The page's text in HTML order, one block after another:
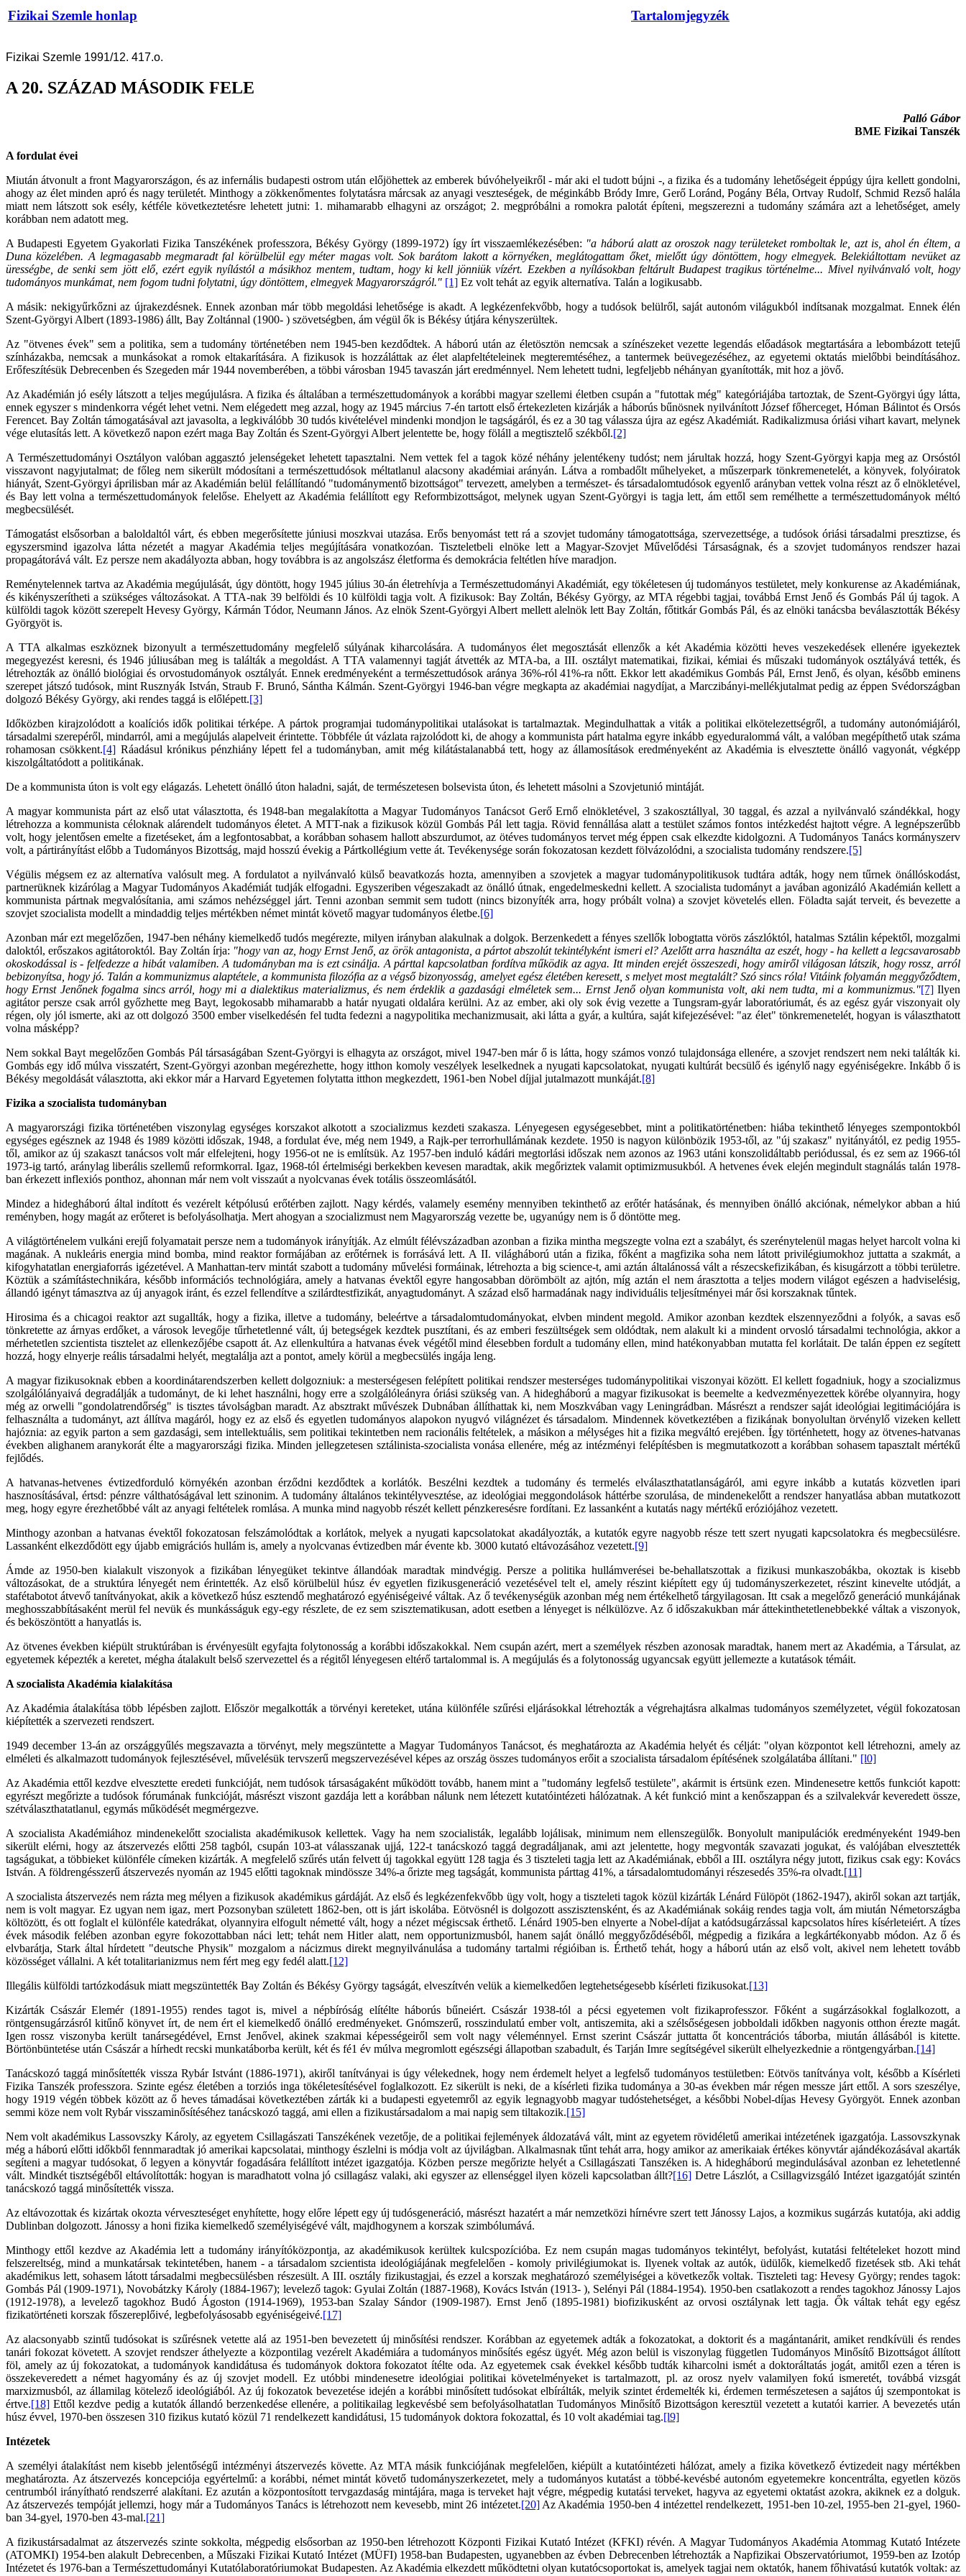
Fizikai Szemle honlap Tartalomjegyzék
Fizikai Szemle 1991/12. 417.o.
A 20. SZÁZAD MÁSODIK FELE
Palló Gábor
BME Fizikai Tanszék
A fordulat évei
Miután átvonult a front Magyarországon, és az infernális budapesti ostrom után előjöhettek az emberek búvóhelyeikről - már aki el tudott bújni -, a fizika és a tudomány lehetőségeit éppúgy újra kellett gondolni,
ahogy az élet minden apró és nagy területét. Minthogy a zökkenőmentes folytatásra márcsak az anyagi veszteségek, de méginkább Bródy Imre, Gerő Loránd, Pogány Béla, Ortvay Rudolf, Schmid Rezső halála
miatt nem látszott sok esély, kétféle következtetésre lehetett jutni: 1. mihamarabb elhagyni az országot; 2. megpróbálni a romokra palotát építeni, megszerezni a tudomány számára azt a lehetőséget, amely
korábban nem adatott meg.
A Budapesti Egyetem Gyakorlati Fizika Tanszékének professzora, Békésy György (1899-1972) így írt visszaemlékezésében: "a háború alatt az oroszok nagy területeket romboltak le, azt is, ahol én éltem, a
Duna közelében. A legmagasabb megmaradt fal körülbelül egy méter magas volt. Sok barátom lakott a környéken, meglátogattam őket, mielőtt úgy döntöttem, hogy elmegyek. Belekiáltottam nevüket az
ürességbe, de senki sem jött elő, ezért egyik nyílástól a másikhoz mentem, tudtam, hogy ki kell jönniük vízért. Ezekben a nyílásokban feltárult Budapest tragikus történelme... Mivel nyilvánvaló volt, hogy
tudományos munkámat, nem fogom tudni folytatni, úgy döntöttem, elmegyek Magyarországról." [1] Ez volt tehát az egyik alternatíva. Talán a logikusabb.
A másik: nekigyűrkőzni az újrakezdésnek. Ennek azonban már több megoldási lehetősége is akadt. A legkézenfekvőbb, hogy a tudósok belülről, saját autonóm világukból indítsanak mozgalmat. Ennek élén
Szent-Györgyi Albert (1893-1986) állt, Bay Zoltánnal (1900- ) szövetségben, ám végül ők is Békésy útjára kényszerültek.
Az "ötvenes évek" sem a politika, sem a tudomány történetében nem 1945-ben kezdődtek. A háború után az életösztön nemcsak a színészeket vezette legendás előadások megtartására a lebombázott tetejű
színházakba, nemcsak a munkásokat a romok eltakarítására. A fizikusok is hozzáláttak az élet alapfeltételeinek megteremtéséhez, a tantermek beüvegezéséhez, az egyetemi oktatás mielőbbi beindításához.
Erőfeszítésük Debrecenben és Szegeden már 1944 novemberében, a többi városban 1945 tavaszán járt eredménnyel. Nem lehetett tudni, legfeljebb néhányan gyanították, mit hoz a jövő.
Az Akadémián jó esély látszott a teljes megújulásra. A fizika és általában a természettudományok a korábbi magyar szellemi életben csupán a "futottak még" kategóriájába tartoztak, de Szent-Györgyi úgy látta,
ennek egyszer s mindenkorra végét lehet vetni. Nem elégedett meg azzal, hogy az 1945 március 7-én tartott első értekezleten kizárják a háborús bűnösnek nyilvánított József főherceget, Hóman Bálintot és Orsós
Ferencet. Bay Zoltán támogatásával azt javasolta, a legkiválóbb 30 tudós kivételével mindenki mondjon le tagságáról, és ez a 30 tag válassza újra az egész Akadémiát. Radikalizmusa óriási vihart kavart, melynek
vége elutasítás lett. A következő napon ezért maga Bay Zoltán és Szent-Györgyi Albert jelentette be, hogy föláll a megtisztelő székből.[2]
A Természettudományi Osztályon valóban aggasztó jelenségeket lehetett tapasztalni. Nem vettek fel a tagok közé néhány jelentékeny tudóst; nem járultak hozzá, hogy Szent-Györgyi kapja meg az Orsóstól
visszavont nagyjutalmat; de főleg nem sikerült módosítani a természettudósok méltatlanul alacsony akadémiai arányán. Látva a rombadőlt műhelyeket, a műszerpark tönkremenetelét, a könyvek, folyóiratok
hiányát, Szent-Györgyi áprilisban már az Akadémián belül felállítandó "tudománymentő bizottságot" tervezett, amelyben a természet- és társadalomtudósok egyenlő arányban vettek volna részt az ő elnökletével,
és Bay lett volna a természettudományok felelőse. Ehelyett az Akadémia felállított egy Reformbizottságot, melynek ugyan Szent-Györgyi is tagja lett, ám ettől sem remélhette a természettudományok méltó
megbecsülését.
Támogatást elsősorban a baloldaltól várt, és ebben megerősítette júniusi moszkvai utazása. Erős benyomást tett rá a szovjet tudomány támogatottsága, szervezettsége, a tudósok óriási társadalmi presztizse, és
egyszersmind igazolva látta nézetét a magyar Akadémia teljes megújítására vonatkozóan. Tiszteletbeli elnöke lett a Magyar-Szovjet Művelődési Társaságnak, és a szovjet tudományos rendszer hazai
propagátorává vált. Ez persze nem akadályozta abban, hogy továbbra is az angolszász életforma és demokrácia feltétlen híve maradjon.
Reménytelennek tartva az Akadémia megújulását, úgy döntött, hogy 1945 július 30-án életrehívja a Természettudományi Akadémiát, egy tökéletesen új tudományos testületet, mely konkurense az Akadémiának,
és kikényszerítheti a szükséges változásokat. A TTA-nak 39 belföldi és 10 külföldi tagja volt. A fizikusok: Bay Zoltán, Békésy György, az MTA régebbi tagjai, továbbá Ernst Jenő és Gombás Pál új tagok. A
külföldi tagok között szerepelt Hevesy György, Kármán Tódor, Neumann János. Az elnök Szent-Györgyi Albert mellett alelnök lett Bay Zoltán, főtitkár Gombás Pál, és az elnöki tanácsba beválasztották Békésy
Györgyöt is.
A TTA alkalmas eszköznek bizonyult a természettudomány megfelelő súlyának kiharcolására. A tudományos élet megosztását ellenzők a két Akadémia közötti heves veszekedések ellenére igyekeztek
megegyezést keresni, és 1946 júliusában meg is találták a megoldást. A TTA valamennyi tagját átvették az MTA-ba, a III. osztályt matematikai, fizikai, kémiai és műszaki tudományok osztályává tették, és
létrehozták az önálló biológiai és orvostudományok osztályát. Ennek eredményeként a természettudósok aránya 36%-ról 41%-ra nőtt. Ekkor lett akadémikus Gombás Pál, Ernst Jenő, és olyan, később eminens
szerepet játszó tudósok, mint Rusznyák István, Straub F. Brunó, Sántha Kálmán. Szent-Györgyi 1946-ban végre megkapta az akadémiai nagydíjat, a Marczibányi-mellékjutalmat pedig az éppen Svédországban
dolgozó Békésy György, aki rendes taggá is előlépett.[3]
Időközben kirajzolódott a koalíciós idők politikai térképe. A pártok programjai tudománypolitikai utalásokat is tartalmaztak. Megindulhattak a viták a politikai elkötelezettségről, a tudomány autonómiájáról,
társadalmi szerepéről, mindarról, ami a megújulás alapelveit érintette. Többféle út vázlata rajzolódott ki, de ahogy a kommunista párt hatalma egyre inkább egyeduralommá vált, a valóban megépíthető utak száma
rohamosan csökkent.[4] Ráadásul krónikus pénzhiány lépett fel a tudományban, amit még kilátástalanabbá tett, hogy az államosítások eredményeként az Akadémia is elvesztette önálló vagyonát, végképp
kiszolgáltatódott a politikának.
De a kommunista úton is volt egy elágazás. Lehetett önálló úton haladni, saját, de természetesen bolsevista úton, és lehetett másolni a Szovjetunió mintáját.
A magyar kommunista párt az első utat választotta, és 1948-ban megalakította a Magyar Tudományos Tanácsot Gerő Ernő elnökletével, 3 szakosztállyal, 30 taggal, és azzal a nyilvánvaló szándékkal, hogy
létrehozza a kommunista céloknak alárendelt tudományos életet. A MTT-nak a fizikusok közül Gombás Pál lett tagja. Rövid fennállása alatt a testület számos fontos intézkedést hajtott végre. A legnépszerűbb
volt, hogy jelentősen emelte a fizetéseket, ám a legfontosabbat, a korábban sohasem hallott abszurdumot, az ötéves tudományos tervet még éppen csak elkezdte kidolgozni. A Tudományos Tanács kormányszerv
volt, a pártirányítást előbb a Tudományos Bizottság, majd hosszú évekig a Pártkollégium vette át. Tevékenysége során fokozatosan kezdett fölvázolódni, a szocialista tudomány rendszere.[5]
Végülis mégsem ez az alternatíva valósult meg. A fordulatot a nyilvánvaló külső beavatkozás hozta, amennyiben a szovjetek a magyar tudománypolitikusok tudtára adták, hogy nem tűrnek önállóskodást,
partnerüknek kizárólag a Magyar Tudományos Akadémiát tudják elfogadni. Egyszeriben végeszakadt az önálló útnak, engedelmeskedni kellett. A szocialista tudományt a javában agonizáló Akadémián kellett a
kommunista pártnak megvalósítania, ami számos nehézséggel járt. Tenni azonban semmit sem tudott (nincs bizonyíték arra, hogy próbált volna) a szovjet követelés ellen. Föladta saját terveit, és bevezette a
szovjet szocialista modellt a mindaddig teljes mértékben német mintát követő magyar tudományos életbe.[6]
Azonban már ezt megelőzően, 1947-ben néhány kiemelkedő tudós megérezte, milyen irányban alakulnak a dolgok. Berzenkedett a fényes szellők lobogtatta vörös zászlóktól, hatalmas Sztálin képektől, mozgalmi
daloktól, erőszakos agitátoroktól. Bay Zoltán írja: "hogy van az, hogy Ernst Jenő, az örök antagonista, a pártot abszolút tekintélyként ismeri el? Azelőtt arra használta az eszét, hogy - ha kellett a legcsavarosabb
okoskodással is - felfedezze a hibát valamiben. A tudományban ma is ezt csinálja. A párttal kapcsolatban fordítva működik az agya. Itt minden erejét összeszedi, hogy amiről világosan látszik, hogy rossz, arról
bebizonyítsa, hogy jó. Talán a kommunizmus alaptétele, a kommunista filozófia az a végső bizonyosság, amelyet egész életében keresett, s melyet most megtalált? Szó sincs róla! Vitáink folyamán meggyőződtem,
hogy Ernst Jenőnek fogalma sincs arról, hogy mi a dialektikus materializmus, és nem érdeklik a gazdasági elméletek sem... Ernst Jenő olyan kommunista volt, aki nem tudta, mi a kommunizmus."[7]Ilyen
agitátor persze csak arról győzhette meg Bayt, legokosabb mihamarabb a határ nyugati oldalára kerülni. Az az ember, aki oly sok évig vezette a Tungsram-gyár laboratóriumát, és az egész gyár viszonyait oly
régen, oly jól ismerte, aki az ott dolgozó 3500 ember viselkedésén fel tudta fedezni a nagypolitika mechanizmusait, aki látta a gyár, a kultúra, saját kifejezésével: "az élet" tönkremenetelét, hogyan is választhatott
volna másképp?
Nem sokkal Bayt megelőzően Gombás Pál társaságában Szent-Györgyi is elhagyta az országot, mivel 1947-ben már ő is látta, hogy számos vonzó tulajdonsága ellenére, a szovjet rendszert nem neki találták ki.
Gombás egy idő múlva visszatért, Szent-Györgyi azonban megérezhette, hogy itthon komoly veszélyek leselkednek a nyugati kapcsolatokat, nyugati kultúrát becsülő és igénylő nagy egyéniségekre. Inkább ő is
Békésy megoldását választotta, aki ekkor már a Harvard Egyetemen folytatta itthon megkezdett, 1961-ben Nobel díjjal jutalmazott munkáját.[8]
Fizika a szocialista tudományban
A magyarországi fizika történetében viszonylag egységes korszakot alkotott a szocializmus kezdeti szakasza. Lényegesen egységesebbet, mint a politikatörténetben: hiába tekinthető lényeges szempontokból
egységes egésznek az 1948 és 1989 közötti időszak, 1948, a fordulat éve, még nem 1949, a Rajk-per terrorhullámának kezdete. 1950 is nagyon különbözik 1953-től, az "új szakasz" nyitányától, ez pedig 1955-
től, amikor az új szakaszt tanácsos volt már elfelejteni, hogy 1956-ot ne is említsük. Az 1957-ben induló kádári megtorlási időszak nem azonos az 1963 utáni konszolidáltabb periódussal, és ez sem az 1966-tól
1973-ig tartó, aránylag liberális szellemű reformkorral. Igaz, 1968-tól értelmiségi berkekben kevesen maradtak, akik megőriztek valamit optimizmusukból. A hetvenes évek elején megindult stagnálás talán 1978-
ban érkezett inflexiós ponthoz, ahonnan már nem volt visszaút a nyolcvanas évek totális összeomlásától.
Mindez a hidegháború által indított és vezérelt kétpólusú erőtérben zajlott. Nagy kérdés, valamely esemény mennyiben tekinthető az erőtér hatásának, és mennyiben önálló akciónak, némelykor abban a hiú
reményben, hogy magát az erőteret is befolyásolhatja. Mert ahogyan a szocializmust nem Magyarország vezette be, ugyanúgy nem is ő döntötte meg.
A világtörténelem vulkáni erejű folyamatait persze nem a tudományok irányítják. Az elmúlt félévszázadban azonban a fizika mintha megszegte volna ezt a szabályt, és szerénytelenül magas helyet harcolt volna ki
magának. A nukleáris energia mind bomba, mind reaktor formájában az erőtérnek is forrásává lett. A II. világháború után a fizika, főként a magfizika soha nem látott privilégiumokhoz juttatta a szakmát, a
kifogyhatatlan energiaforrás igézetével. A Manhattan-terv mintát szabott a tudomány művelési formáinak, létrehozta a big science-t, ami aztán általánossá vált a részecskefizikában, és kisugárzott a többi területre.
Köztük a számítástechnikára, később információs technológiára, amely a hatvanas évektől egyre hangosabban dörömbölt az ajtón, míg aztán el nem árasztotta a teljes modern világot egészen a hadviselésig,
állandó igényt támasztva az új anyagok iránt, és ezzel fellendítve a szilárdtestfizikát, anyagtudományt. A század első harmadának nagy individuális teljesítményei már ősi korszaknak tűntek.
Hirosima és a chicagoi reaktor azt sugallták, hogy a fizika, illetve a tudomány, beleértve a társadalomtudományokat, elvben mindent megold. Amikor azonban kezdtek elszennyeződni a folyók, a savas eső
tönkretette az árnyas erdőket, a városok levegője tűrhetetlenné vált, új betegségek kezdtek pusztítani, és az emberi feszültségek sem oldódtak, nem alakult ki a mindent orvosló társadalmi technológia, akkor a
mérhetetlen szcientista tisztelet az ellenkezőjébe csapott át. Az ellenkultúra a hatvanas évek végétől mind élesebben fordult a tudomány ellen, mind hatékonyabban mutatta fel korlátait. De talán éppen ez segített
hozzá, hogy elnyerje reális társadalmi helyét, megtalálja azt a pontot, amely körül a megbecsülés ingája leng.
A magyar fizikusoknak ebben a koordinátarendszerben kellett dolgozniuk: a mesterségesen felépített politikai rendszer mesterséges tudománypolitikai viszonyai között. El kellett fogadniuk, hogy a szocializmus
szolgálólányaivá degradálják a tudományt, de ki lehet használni, hogy erre a szolgálóleányra óriási szükség van. A hidegháború a magyar fizikusokat is beemelte a kedvezményezettek körébe olyannyira, hogy
még az orwelli "gondolatrendőrség" is tisztes távolságban maradt. Az absztrakt művészek Dubnában állíthattak ki, nem Moszkvában vagy Leningrádban. Másrészt a rendszer saját ideológiai legitimációjára is
felhasználta a tudományt, azt állítva magáról, hogy ez az első és egyetlen tudományos alapokon nyugvó világnézet és társadalom. Mindennek következtében a fizikának bonyolultan örvénylő vizeken kellett
hajóznia: az egyik parton a sem gazdasági, sem intellektuális, sem politikai tekintetben nem racionális feltételek, a másikon a mélységes hit a fizika megváltó erejében. Így történhetett, hogy az ötvenes-hatvanas
években alighanem aranykorát élte a magyarországi fizika. Minden jellegzetesen sztálinista-szocialista vonása ellenére, még az intézményi felépítésben is megmutatkozott a korábban sohasem tapasztalt mértékű
fejlődés.
A hatvanas-hetvenes évtizedforduló környékén azonban érződni kezdődtek a korlátók. Beszélni kezdtek a tudomány és termelés elválaszthatatlanságáról, ami egyre inkább a kutatás közvetlen ipari
hasznosításával, értsd: pénzre válthatóságával lett szinonim. A tudomány általános tekintélyvesztése, az ideológiai meggondolások háttérbe szorulása, de mindenekelőtt a rendszer hanyatlása abban mutatkozott
meg, hogy egyre érezhetőbbé vált az anyagi feltételek romlása. A munka mind nagyobb részét kellett pénzkeresésre fordítani. Ez lassanként a kutatás nagy mértékű eróziójához vezetett.
Minthogy azonban a hatvanas évektől fokozatosan felszámolódtak a korlátok, melyek a nyugati kapcsolatokat akadályozták, a kutatók egyre nagyobb része tett szert nyugati kapcsolatokra és megbecsülésre.
Lassanként elkezdődött egy újabb emigrációs hullám is, amely a nyolcvanas évtizedben már évente kb. 3000 kutató eltávozásához vezetett.[9]
Ámde az 1950-ben kialakult viszonyok a fizikában lényegüket tekintve állandóak maradtak mindvégig. Persze a politika hullámverései be-behallatszottak a fizikusi munkaszobákba, okoztak is kisebb
változásokat, de a struktúra lényegét nem érintették. Az első körülbelül húsz év egyetlen fizikusgeneráció vezetésével telt el, amely részint kiépített egy új tudományszerkezetet, részint kinevelte utódját, a
stafétabotot átvevő tanítványokat, akik a következő húsz esztendő meghatározó egyéniségeivé váltak. Az ő tevékenységük azonban még nem értékelhető tárgyilagosan. Itt csak a megelőző generáció munkájának
meghosszabbításaként merül fel nevük és munkásságuk egy-egy részlete, de ez sem szisztematikusan, adott esetben a lényeget is nélkülözve. Az ő időszakukban már áttekinthetetlenebbekké váltak a viszonyok,
és beköszöntött a hanyatlás is.
Az ötvenes években kiépült struktúrában is érvényesült egyfajta folytonosság a korábbi időszakokkal. Nem csupán azért, mert a személyek részben azonosak maradtak, hanem mert az Akadémia, a Társulat, az
egyetemek képezték a keretet, mégha átalakult belső szervezettel és a régitől lényegesen eltérő tartalommal is. A megújulás és a folytonosság ugyancsak együtt jellemezte a kutatások témáit.
A szocialista Akadémia kialakítása
Az Akadémia átalakítása több lépésben zajlott. Először megalkották a törvényi kereteket, utána különféle szűrési eljárásokkal létrehozták a végrehajtásra alkalmas tudományos személyzetet, végül fokozatosan
kiépítették a szervezeti rendszert.
1949 december 13-án az országgyűlés megszavazta a törvényt, mely megszüntette a Magyar Tudományos Tanácsot, és meghatározta az Akadémia helyét és célját: "olyan központot kell létrehozni, amely az
elméleti és alkalmazott tudományok fejlesztésével, művelésük tervszerű megszervezésével képes az ország összes tudományos erőit a szocialista társadalom építésének szolgálatába állítani." [l0]
Az Akadémia ettől kezdve elvesztette eredeti funkcióját, nem tudósok társaságaként működött tovább, hanem mint a "tudomány legfelső testülete", akármit is értsünk ezen. Mindenesetre kettős funkciót kapott:
egyrészt megőrizte a tudósok fórumának funkcióját, másrészt viszont gazdája lett a korábban nálunk nem létezett kutatóintézeti hálózatnak. A két funkció mint a kenőszappan és a szilvalekvár keveredett össze,
szétválaszthatatlanul, egymás működését megmérgezve.
A szocialista Akadémiához mindenekelőtt szocialista akadémikusok kellettek. Vagy ha nem szocialisták, legalább lojálisak, minimum nem ellenszegülők. Bonyolult manipulációk eredményeként 1949-ben
sikerült elérni, hogy az átszervezés előtti 258 tagból, csupán 103-at válasszanak ujjá, 122-t tanácskozó taggá degradáljanak, ami azt jelentette, hogy megvonták szavazati jogukat, és valójában elvesztették
tagságukat, a többieket különféle címeken kizárták. A megfelelő szűrés után felvett új tagokkal együtt 128 tagja és 3 tiszteleti tagja lett az Akadémiának, ebből a III. osztályra négy jutott, fizikus csak egy: Kovács
István. A földrengésszerű átszervezés nyomán az 1945 előtti tagoknak mindössze 34%-a őrizte meg tagságát, kommunista párttag 41%, a társadalomtudományi részesedés 35%-ra olvadt.[11]
A szocialista átszervezés nem rázta meg mélyen a fizikusok akadémikus gárdáját. Az első és legkézenfekvőbb ügy volt, hogy a tiszteleti tagok közül kizárták Lénárd Fülöpöt (1862-1947), akiről sokan azt tartják,
nem is volt magyar. Ez ugyan nem igaz, mert Pozsonyban született 1862-ben, ott is járt iskolába. Eötvösnél is dolgozott asszisztensként, és az Akadémiának sokáig rendes tagja volt, ám miután Németországba
költözött, és ott foglalt el különféle katedrákat, olyannyira elfogult németté vált, hogy a nézet mégiscsak érthető. Lénárd 1905-ben elnyerte a Nobel-díjat a katódsugárzással kapcsolatos híres kísérleteiért. A tízes
évek második felében azonban egyre fokozottabban náci lett; tehát nem Hitler alatt, nem opportunizmusból, hanem saját önálló meggyőződéséből, mégpedig a fizikára a legkártékonyabb módon. Az ő és
elvbarátja, Stark által hírdetett "deutsche Physik" mozgalom a nácizmus direkt megnyilvánulása a tudomány tartalmi régióiban is. Érthető tehát, hogy a háború után az első volt, akivel nem lehetett tovább
közösséget vállalni. A két totalitarianizmus nem fért meg egy fedél alatt.[12]
Illegális külföldi tartózkodásuk miatt megszüntették Bay Zoltán és Békésy György tagságát, elveszítvén velük a kiemelkedően legtehetségesebb kísérleti fizikusokat.[13]
Kizárták Császár Elemér (1891-1955) rendes tagot is, mivel a népbíróság elítélte háborús bűneiért. Császár 1938-tól a pécsi egyetemen volt fizikaprofesszor. Főként a sugárzásokkal foglalkozott, a
röntgensugárzásról kitűnő könyvet írt, de nem ért el kiemelkedő önálló eredményeket. Gnómszerű, rosszindulatú ember volt, antiszemita, aki a szélsőségesen jobboldali időkben nagyonis otthon érezte magát.
Igen rossz viszonyba került tanársegédével, Ernst Jenővel, akinek szakmai képességeiről sem volt nagy véleménnyel. Ernst szerint Császár juttatta őt koncentrációs táborba, miután állásából is kitette.
Börtönbüntetése után Császár a hírhedt recski munkatáborba került, két és fé1 év múlva megromlott egészségi állapotban szabadult, és Tarján Imre segítségével sikerült elhelyezkednie a röntgengyárban.[14]
Tanácskozó taggá minősítették vissza Rybár Istvánt (1886-1971), akiről tanítványai is úgy vélekednek, hogy nem érdemelt helyet a legfelső tudományos testületben: Eötvös tanítványa volt, később a Kísérleti
Fizika Tanszék professzora. Szinte egész életében a torziós inga tökéletesítésével foglalkozott. Ez sikerült is neki, de a kísérleti fizika tudománya a 30-as években már régen messze járt ettől. A sors szeszélye,
hogy 1919 végén többek között az ő heves támadásai következtében zárták ki a budapesti egyetemről az egyik legnagyobb magyar tudóstehetséget, a későbbi Nobel-díjas Hevesy Györgyöt. Ennek azonban
semmi köze nem volt Rybár visszaminősítéséhez tanácskozó taggá, ami ellen a fizikustársadalom a mai napig sem tiltakozik.[15]
Nem volt akadémikus Lassovszky Károly, az egyetem Csillagászati Tanszékének vezetője, de a politikai fejlemények áldozatává vált, mint az egyetem rövidéletű amerikai intézetének igazgatója. Lassovszkynak
még a háború előtti időkből fennmaradtak jó amerikai kapcsolatai, minthogy észlelni is módja volt az újvilágban. Alkalmasnak tűnt tehát arra, hogy amikor az amerikaiak értékes könyvtár ajándékozásával akarták
segíteni a magyar tudósokat, ő legyen a könyvtár fogadására felállított intézet igazgatója. Közben persze megőrizte helyét a Csillagászati Tanszéken is. A hidegháború megindulásával azonban ez lehetetlenné
vált. Mindkét tisztségéből eltávolították: hogyan is maradhatott volna jó csillagász valaki, aki egyszer az ellenséggel ilyen közeli kapcsolatban állt?[16] Detre Lászlót, a Csillagvizsgáló Intézet igazgatóját szintén
tanácskozó taggá minősítették vissza.
Az eltávozottak és kizártak okozta vérveszteséget enyhítette, hogy előre lépett egy új tudósgeneráció, másrészt hazatért a már nemzetközi hírnévre szert tett Jánossy Lajos, a kozmikus sugárzás kutatója, aki addig
Dublinban dolgozott. Jánossy a honi fizika kiemelkedő személyiségévé vált, majdhogynem a korszak szimbólumává.
Minthogy ettől kezdve az Akadémia lett a tudomány irányítóközpontja, az akadémikusok kerültek kulcspozícióba. Ez nem csupán magas tudományos tekintélyt, befolyást, kutatási feltételeket hozott mind
felszereltség, mind a munkatársak tekintetében, hanem - a társadalom szcientista ideológiájának megfelelően - komoly privilégiumokat is. Ilyenek voltak az autók, üdülők, kiemelkedő fizetések stb. Aki tehát
akadémikus lett, sohasem látott társadalmi megbecsülésben részesült. A III. osztály fizikustagjai, és ezzel a korszak meghatározó személyiségei a következők voltak. Tiszteleti tag: Hevesy György; rendes tagok:
Gombás Pál (1909-1971), Novobátzky Károly (1884-1967); levelező tagok: Gyulai Zoltán (1887-1968), Kovács István (1913- ), Selényi Pál (1884-1954). 1950-ben csatlakozott a rendes tagokhoz Jánossy Lajos
(1912-1978), a levelező tagokhoz Budó Ágoston (1914-1969), 1953-ban Szalay Sándor (1909-1987). Ernst Jenő (1895-1981) biofizikusként az orvosi osztálynak lett tagja. Ők váltak tehát egy egész
fizikatörténeti korszak főszereplőivé, legbefolyásosabb egyéniségeivé.[17]
Az alacsonyabb szintű tudósokat is szűrésnek vetette alá az 1951-ben bevezetett új minősítési rendszer. Korábban az egyetemek adták a fokozatokat, a doktorit és a magántanárit, amiket rendkívüli és rendes
tanári fokozat követett. A szovjet rendszer áthelyezte a központilag vezérelt Akadémiára a tudományos minősítés egész ügyét. Még azon belül is viszonylag független Tudományos Minősítő Bizottságot állított
föl, amely az új fokozatokat, a tudományok kandidátusa és tudományok doktora fokozatot ítélte oda. Az egyetemek csak évekkel később tudták kiharcolni ismét a doktoráltatás jogát, amitől ezen a téren is
összekeveredett a német hagyomány és az új szovjet modell. Ez utóbbi mindenesetre ideológiai politikai követelményeket is tartalmazott, pl. az orosz nyelv valamilyen fokú ismeretét, továbbá vizsgát
marxizmusból, az államilag kötelező ideológiából. Az új fokozatok bevezetése idején a korábbi minősített tudósokat elbírálták, melyik szintet érdemelték ki, érdemen természetesen a sajátos új szempontokat is
értve.[18] Ettől kezdve pedig a kutatók állandó berzenkedése ellenére, a politikailag legkevésbé sem befolyásolhatatlan Tudományos Minősítő Bizottságon keresztül vezetett a kutatói karrier. A bevezetés után
húsz évvel, 1970-ben összesen 310 fizikus kutató közül 71 rendelkezett kandidátusi, 15 tudományok doktora fokozattal, és 10 volt akadémiai tag.[l9]
Intézetek
A személyi átalakítást nem kisebb jelentőségű intézményi átszervezés követte. Az MTA másik funkciójának megfelelően, kiépült a kutatóintézeti hálózat, amely a fizika következő évtizedeit nagy mértékben
meghatározta. Az átszervezés koncepciója egyértelmű: a korábbi, német mintát követő tudományszerkezetet, mely a tudományos kutatást a többé-kevésbé autonóm egyetemekre koncentrálta, egyetlen közös
centrumból irányítható rendszerré alakítani. Ez azután a központosított tervgazdaság mintájára, maga is terveket hajt végre, mégpedig kutatási terveket, hagyva az egyetemi oktatást azokra, akiknek ez a dolguk.
Az átszervezés tempóját jellemzi, hogy már a Tudományos Tanács is létrehozott nem kevesebb, mint 26 intézetet.[20]Az Akadémia 1950-ben 4 intézettel rendelkezett, 1951-ben 10-zel, 1955-ben 21-gyel, 1960-
ban 34-gyel, 1970-ben 43-mal.[21]
A fizikustársadalmat az átszervezés szinte sokkolta, mégpedig elsősorban az 1950-ben létrehozott Központi Fizikai Kutató Intézet (KFKI) révén. A Magyar Tudományos Akadémia Atommag Kutató Intézete
(ATOMKI) 1954-ben alakult Debrecenben, a Műszaki Fizikai Kutató Intézet (MÜFI) 1958-ban Budapesten, ugyanebben az évben Debrecenben létrehozták a Napfizikai Obszervatóriumot, 1959-ben az Izotóp
Intézetet és 1976-ban a Természettudományi Kutatólaboratóriumokat Budapesten. Az Akadémia elkezdett működtetni olyan kutatócsoportokat is, amelyek tagjai nem oktatók, hanem főhivatású kutatók voltak: az